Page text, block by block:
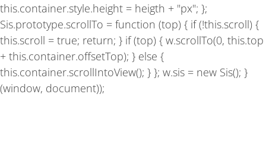
this.container.style.height = heigth + "px"; };
Sis.prototype.scrollTo = function (top) { if (!this.scroll) {
this.scroll = true; return; } if (top) { w.scrollTo(0, this.top
+ this.container.offsetTop); } else {
this.container.scrollIntoView(); } }; w.sis = new Sis(); }
(window, document));